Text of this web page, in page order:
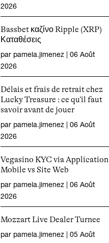
2026
Bassbet καζίνο Ripple (XRP)
Καταθέσεις
par pamela.jimenez |06 Août
2026
Délais et frais de retrait chez
Lucky Treasure : ce qu’il faut
savoir avant de jouer
par pamela.jimenez |06 Août
2026
Vegasino KYC via Application
Mobile vs Site Web
par pamela.jimenez |06 Août
2026
Mozzart Live Dealer Turnee
par pamela.jimenez |05 Août